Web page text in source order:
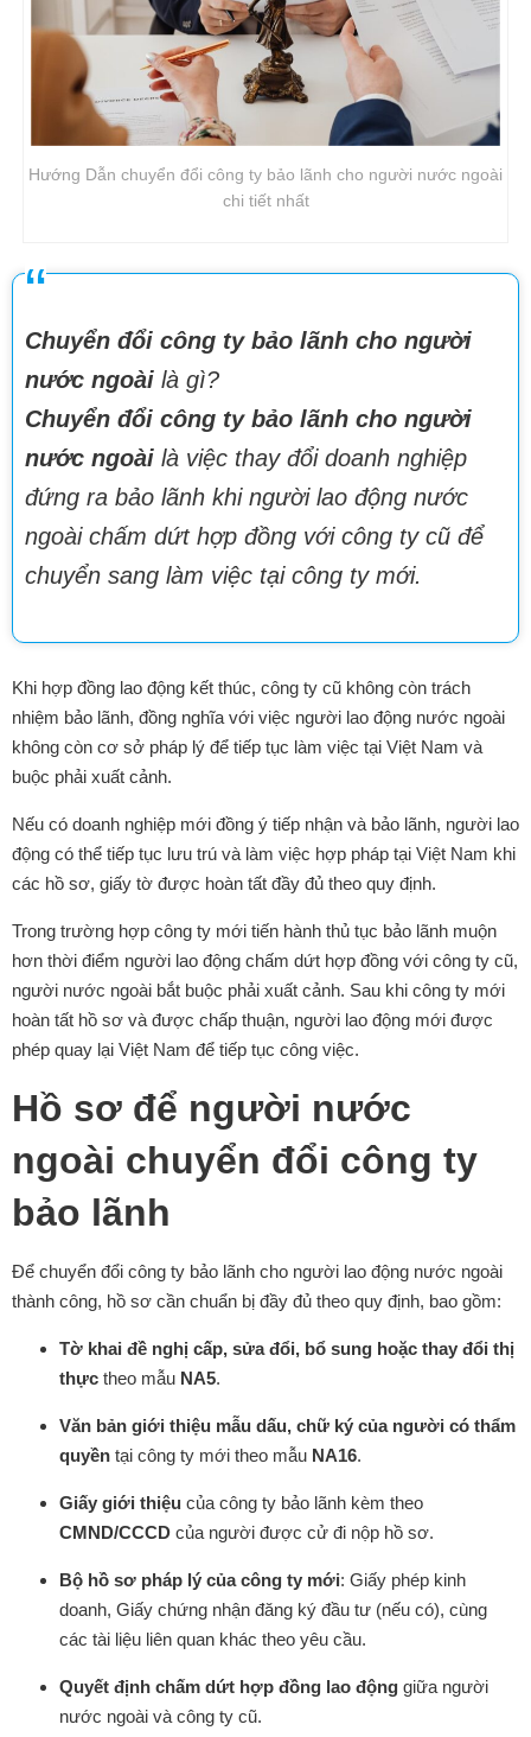
Hướng Dẫn chuyển đổi công ty bảo lãnh cho người nước ngoài
chi tiết nhất
Chuyển đổi công ty bảo lãnh cho người
nước ngoài là gì?
Chuyển đổi công ty bảo lãnh cho người
nước ngoài là việc thay đổi doanh nghiệp
đứng ra bảo lãnh khi người lao động nước
ngoài chấm dứt hợp đồng với công ty cũ để
chuyển sang làm việc tại công ty mới.
Khi hợp đồng lao động kết thúc, công ty cũ không còn trách
nhiệm bảo lãnh, đồng nghĩa với việc người lao động nước ngoài
không còn cơ sở pháp lý để tiếp tục làm việc tại Việt Nam và
buộc phải xuất cảnh.
Nếu có doanh nghiệp mới đồng ý tiếp nhận và bảo lãnh, người lao
động có thể tiếp tục lưu trú và làm việc hợp pháp tại Việt Nam khi
các hồ sơ, giấy tờ được hoàn tất đầy đủ theo quy định.
Trong trường hợp công ty mới tiến hành thủ tục bảo lãnh muộn
hơn thời điểm người lao động chấm dứt hợp đồng với công ty cũ,
người nước ngoài bắt buộc phải xuất cảnh. Sau khi công ty mới
hoàn tất hồ sơ và được chấp thuận, người lao động mới được
phép quay lại Việt Nam để tiếp tục công việc.
Hồ sơ để người nước
ngoài chuyển đổi công ty
bảo lãnh
Để chuyển đổi công ty bảo lãnh cho người lao động nước ngoài
thành công, hồ sơ cần chuẩn bị đầy đủ theo quy định, bao gồm:
Tờ khai đề nghị cấp, sửa đổi, bổ sung hoặc thay đổi thị
thực theo mẫu NA5.
Văn bản giới thiệu mẫu dấu, chữ ký của người có thẩm
quyền tại công ty mới theo mẫu NA16.
Giấy giới thiệu của công ty bảo lãnh kèm theo
CMND/CCCD của người được cử đi nộp hồ sơ.
Bộ hồ sơ pháp lý của công ty mới: Giấy phép kinh
doanh, Giấy chứng nhận đăng ký đầu tư (nếu có), cùng
các tài liệu liên quan khác theo yêu cầu.
Quyết định chấm dứt hợp đồng lao động giữa người
nước ngoài và công ty cũ.